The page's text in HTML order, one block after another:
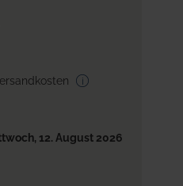
12. August 2026